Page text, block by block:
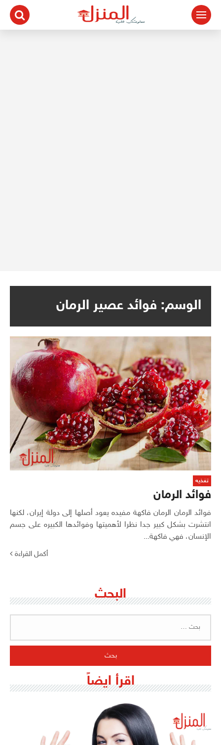
التجاوز
المحتوى
الوسم: فوائد عصير الرمان
تغذيه
فوائد الرمان
فوائد الرمان الرمان فاكهة مفيده يعود أصلها إلى دولة إيران، لكنها
انتشرت بشكل كبير جدا نظرا لأهميتها وفوائدها الكبيره على جسم
الإنسان، فهي فاكهة...
أكمل القراءة
البحث
اقرأ ايضاً